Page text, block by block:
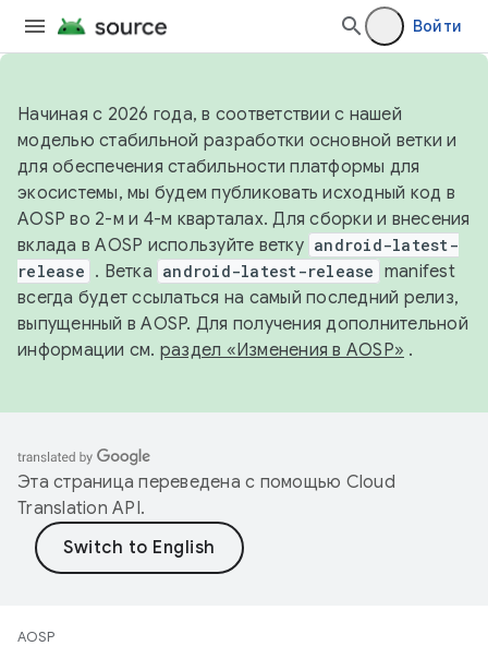
Войти
Начиная с 2026 года, в соответствии с нашей
моделью стабильной разработки основной ветки и
для обеспечения стабильности платформы для
экосистемы, мы будем публиковать исходный код в
AOSP во 2-м и 4-м кварталах. Для сборки и внесения
вклада в AOSP используйте ветку android-latest-
release . Ветка android-latest-release manifest
всегда будет ссылаться на самый последний релиз,
выпущенный в AOSP. Для получения дополнительной
информации см. раздел «Изменения в AOSP» .
Эта страница переведена с помощью Cloud
Translation API.
AOSP